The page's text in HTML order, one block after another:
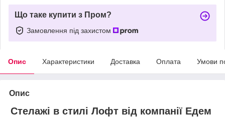
Що таке купити з Пром?
Замовлення під захистом
Опис Характеристики Доставка Оплата Умови
Опис
Стелажі в стилі Лофт від компанії Едем